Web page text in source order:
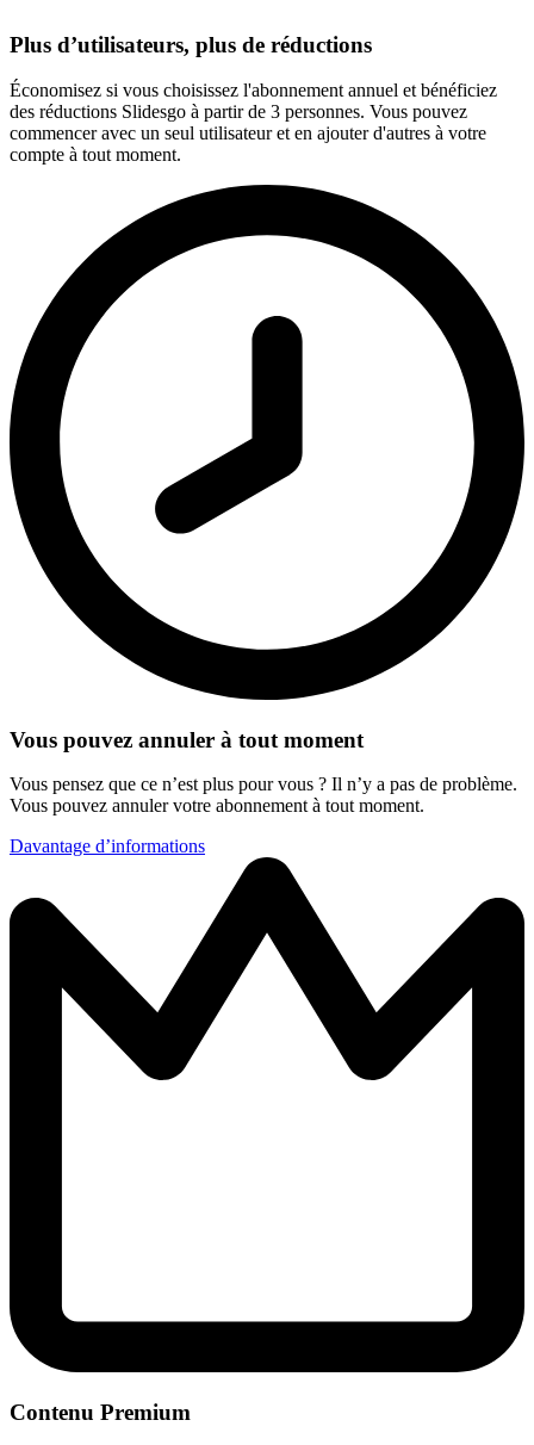
Plus d’utilisateurs, plus de réductions
Économisez si vous choisissez l'abonnement annuel et bénéficiez
des réductions Slidesgo à partir de 3 personnes. Vous pouvez
commencer avec un seul utilisateur et en ajouter d'autres à votre
compte à tout moment.
Vous pouvez annuler à tout moment
Vous pensez que ce n’est plus pour vous ? Il n’y a pas de problème.
Vous pouvez annuler votre abonnement à tout moment.
Davantage d’informations
Contenu Premium